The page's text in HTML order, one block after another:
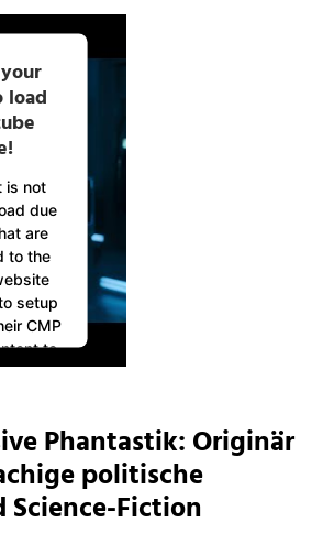
load
is not
due
are
to the
setup
CMP
to
Phantastik: Originär
politische
Science-Fiction